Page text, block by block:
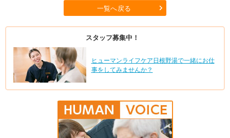
一覧へ戻る
スタッフ募集中！
ヒューマンライフケア日根野湯で一緒にお仕
事をしてみませんか？